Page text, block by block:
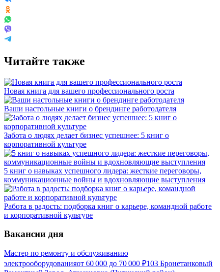
Читайте также
Новая книга для вашего профессионального роста
Ваши настольные книги о брендинге работодателя
Забота о людях делает бизнес успешнее: 5 книг о
корпоративной культуре
5 книг о навыках успешного лидера: жесткие переговоры,
коммуникационные войны и вдохновляющие выступления
Работа в радость: подборка книг о карьере, командной работе
и корпоративной культуре
Вакансии дня
Мастер по ремонту и обслуживанию
электрооборудованияот 60 000 до 70 000 ₽103 Бронетанковый